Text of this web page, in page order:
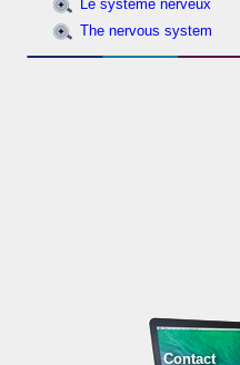
Le système nerveux
The nervous system
Contact